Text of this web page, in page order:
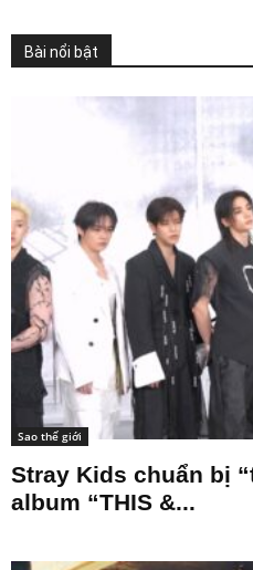
Bài nổi bật
Sao thế giới
Stray Kids chuẩn bị
album “THIS &...